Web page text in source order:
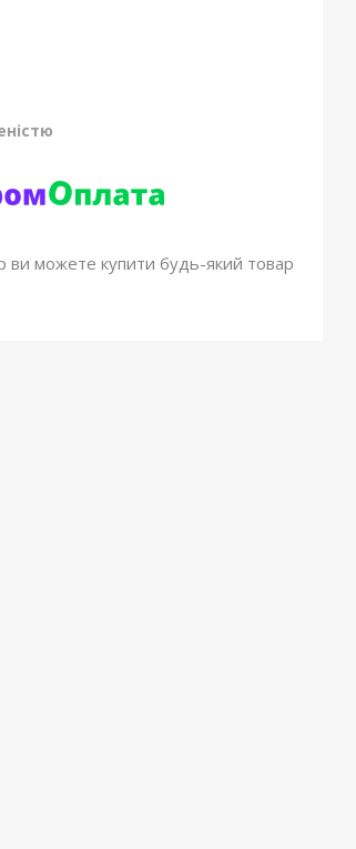
ви можете купити будь-який товар